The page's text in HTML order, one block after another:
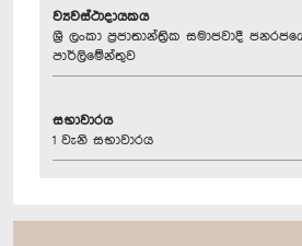
ව්‍යවස්ථාදායකය
ශ්‍රී ලංකා ප්‍රජාතාන්ත්‍රික සමාජවාදී
පාර්ලිමේන්තුව
සභාවාරය
1 වැනි සභාවාරය